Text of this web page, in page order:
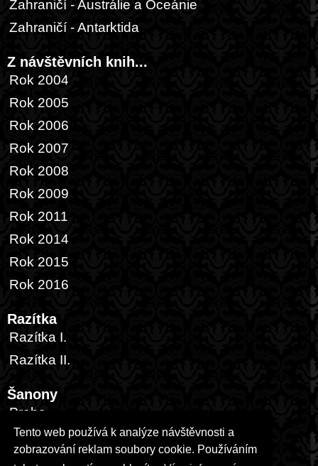
Tento web používá k analýze návštěvnosti a
zobrazování reklam soubory cookie. Používáním
Zahraničí - Austrálie a Oceánie
Zahraničí - Antarktida
Z návštěvních knih...
Rok 2004
Rok 2005
Rok 2006
Rok 2007
Rok 2008
Rok 2009
Rok 2011
Rok 2014
Rok 2015
Rok 2016
Razítka
Razítka I.
Razítka II.
Šanony
Praha
Česká republika
Zahraničí